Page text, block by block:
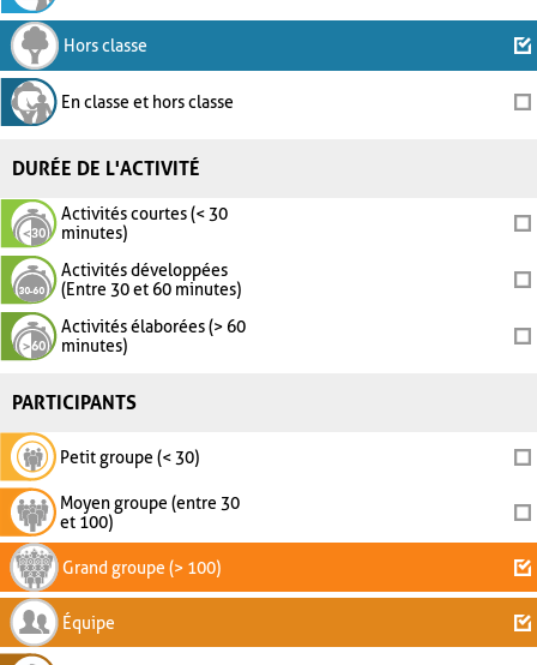
Hors classe
En classe et hors classe
DURÉE DE L'ACTIVITÉ
Activités courtes (< 30
minutes)
Activités développées
(Entre 30 et 60 minutes)
Activités élaborées (> 60
minutes)
PARTICIPANTS
Petit groupe (< 30)
Moyen groupe (entre 30
et 100)
Grand groupe (> 100)
Équipe